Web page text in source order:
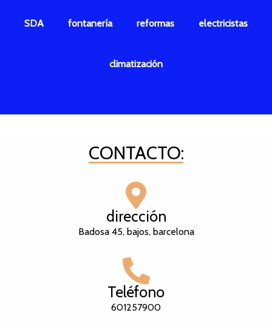
SDA fontanería reformas electricistas
climatización
CONTACTO:
dirección
Badosa 45, bajos, barcelona
Teléfono
601257900